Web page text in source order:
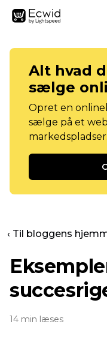
Alt hvad
sælge
Opret en
sælge på et
markedspladser.
‹ Til bloggens
14 min læses